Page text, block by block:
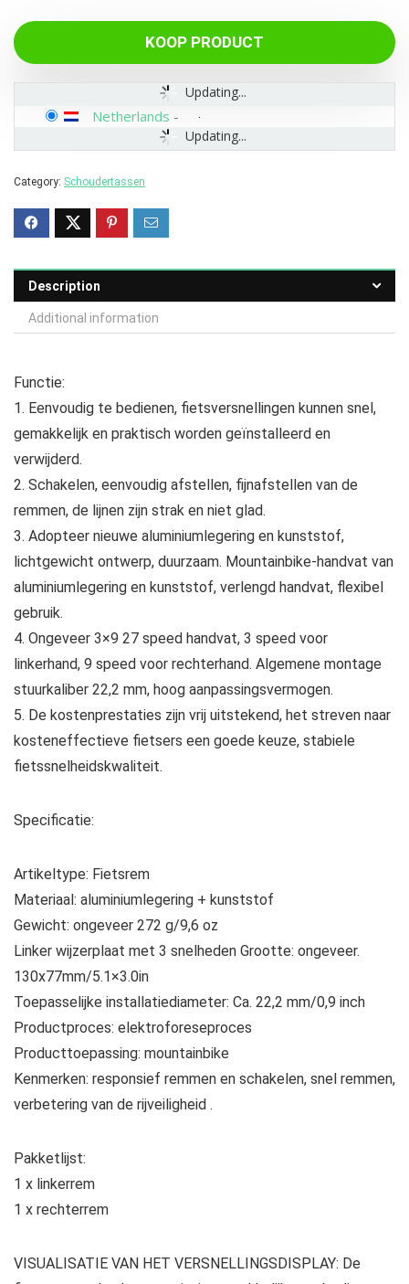
KOOP PRODUCT
Updating...
Updating...
Netherlands -
Category: Schoudertassen
Description
Additional information
Functie:
1. Eenvoudig te bedienen, fietsversnellingen kunnen snel,
gemakkelijk en praktisch worden geïnstalleerd en
verwijderd.
2. Schakelen, eenvoudig afstellen, fijnafstellen van de
remmen, de lijnen zijn strak en niet glad.
3. Adopteer nieuwe aluminiumlegering en kunststof,
lichtgewicht ontwerp, duurzaam. Mountainbike-handvat van
aluminiumlegering en kunststof, verlengd handvat, flexibel
gebruik.
4. Ongeveer 3×9 27 speed handvat, 3 speed voor
linkerhand, 9 speed voor rechterhand. Algemene montage
stuurkaliber 22,2 mm, hoog aanpassingsvermogen.
5. De kostenprestaties zijn vrij uitstekend, het streven naar
kosteneffectieve fietsers een goede keuze, stabiele
fietssnelheidskwaliteit.
Specificatie:
Artikeltype: Fietsrem
Materiaal: aluminiumlegering + kunststof
Gewicht: ongeveer 272 g/9,6 oz
Linker wijzerplaat met 3 snelheden Grootte: ongeveer.
130x77mm/5.1×3.0in
Toepasselijke installatiediameter: Ca. 22,2 mm/0,9 inch
Productproces: elektroforeseproces
Producttoepassing: mountainbike
Kenmerken: responsief remmen en schakelen, snel remmen,
verbetering van de rijveiligheid .
Pakketlijst:
1 x linkerrem
1 x rechterrem
VISUALISATIE VAN HET VERSNELLINGSDISPLAY: De